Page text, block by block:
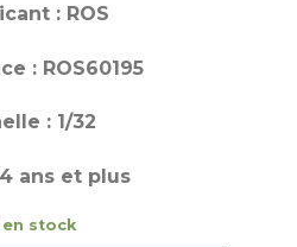
: ROS
: ROS60195
: 1/32
ans et plus
en stock